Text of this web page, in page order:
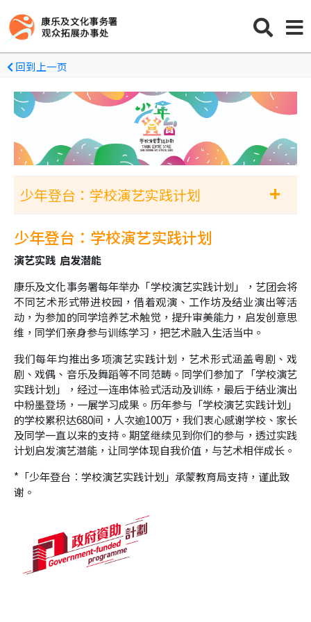
回到上一页
少年登台：学校演艺实践计划 +
2026/27 王廷琳与舞者「伴我同舞」舞蹈培
训计划（特殊学校计划）
2026/27 少年登台：学校演艺实践计划
学生送戏到社区
少年登台：学校演艺实践计划
演艺实践 启发潜能
康乐及文化事务署每年举办「学校演艺实践计划」，艺团会将
不同艺术形式带进校园，借着观演、工作坊及结业演出等活
动，为参加的同学培养艺术触觉，提升审美能力，启发创意思
维，同学们亲身参与训练学习，把艺术融入生活当中。
我们每年均推出多项演艺实践计划，艺术形式涵盖粤剧、戏
剧、戏偶、音乐及舞蹈等不同范畴。同学们参加了「学校演艺
实践计划」，经过一连串体验式活动及训练，最后于结业演出
中粉墨登场，一展学习成果。历年参与「学校演艺实践计划」
的学校累积达680间，人次逾100万，我们衷心感谢学校、家长
及同学一直以来的支持。期望继续见到你们的参与，透过实践
计划启发演艺潜能，让同学体现自我价值，与艺术相伴成长。
* 「少年登台︰学校演艺实践计划」承蒙教育局支持，谨此致
谢。